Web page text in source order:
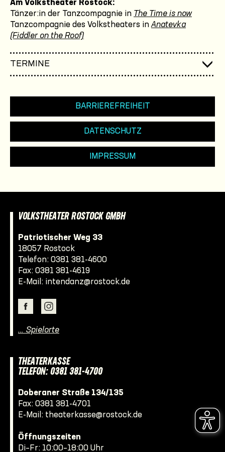
Am Volkstheater Rostock:
Tänzer:in der Tanzcompagnie in The Time is now
Tanzcompagnie des Volkstheaters in Anatevka
(Fiddler on the Roof)
TERMINE
BARRIEREFREIHEIT
DATENSCHUTZ
IMPRESSUM
VOLKSTHEATER ROSTOCK GMBH
Patriotischer Weg 33
18057 Rostock
Telefon: 0381 381-4600
Fax: 0381 381-4619
E-Mail: intendanz@rostock.de
… Spielorte
THEATERKASSE
TELEFON: 0381 381-4700
Doberaner Straße 134/135
Fax: 0381 381-4701
E-Mail: theaterkasse@rostock.de
Öffnungszeiten
Di–Fr: 10:00–18:00 Uhr